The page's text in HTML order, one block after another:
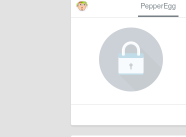
PepperEgg